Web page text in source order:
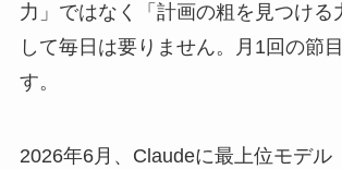
力」ではなく「計画の粗を見つける
して毎日は要りません。月1回の節
す。
2026年6月、Claudeに最上位モデル